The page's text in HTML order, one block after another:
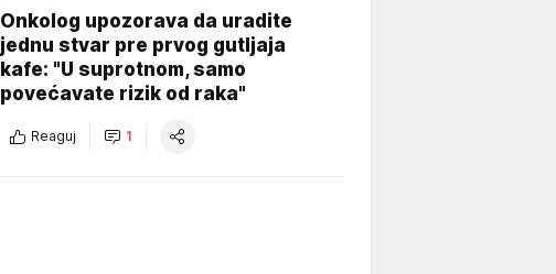
Onkolog upozorava da uradite
jednu stvar pre prvog gutljaja
kafe: "U suprotnom, samo
povećavate rizik od raka"
Reaguj 1